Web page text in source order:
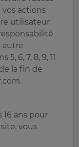
actions
utilisateur
autre
6, 7, 8, 9, 11
la fin de
16 ans pour
vous